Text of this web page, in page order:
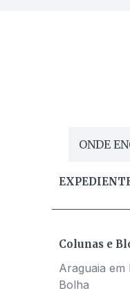
ONDE
Colunas e
Araguaia em
Bolha